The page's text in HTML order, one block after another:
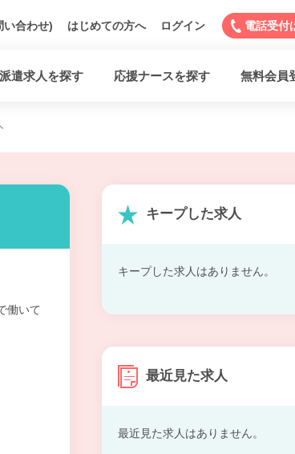
い合わせ) はじめての方へ ログイン 電話受付
派遣求人を探す 応援ナースを探す 無料会員
働いて
キープした求人
キープした求人はありません。
最近見た求人
最近見た求人はありません。